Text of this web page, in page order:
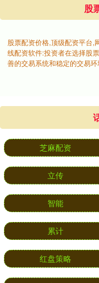
股
股票配资价格,顶级配资平台,
线配资软件:投资者在选择股
善的交易系统和稳定的交易环
芝麻配资
立传
智能
累计
红盘策略